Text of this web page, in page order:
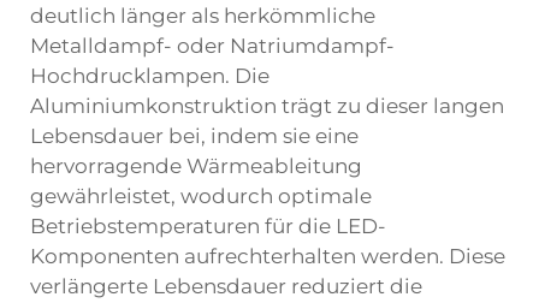
deutlich länger als herkömmliche
Metalldampf- oder Natriumdampf-
Hochdrucklampen. Die
Aluminiumkonstruktion trägt zu dieser langen
Lebensdauer bei, indem sie eine
hervorragende Wärmeableitung
gewährleistet, wodurch optimale
Betriebstemperaturen für die LED-
Komponenten aufrechterhalten werden. Diese
verlängerte Lebensdauer reduziert die